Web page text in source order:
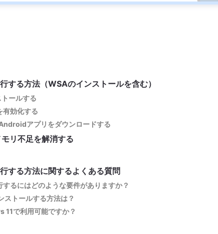
る方法（WSAのインストールを含む）
ールする
効化する
アプリをダウンロードする
リ不足を解消する
る方法に関するよくある質問
るにはどのような要件がありますか？
トールする方法は？
で利用可能ですか？